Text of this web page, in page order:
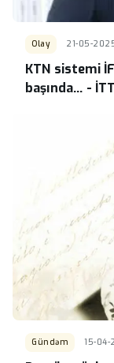
Olay 21-05-
KTN sistemi
başında... -
Gündəm 15-04-